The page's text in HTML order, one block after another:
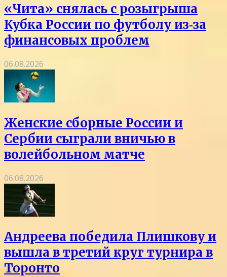
«Чита» снялась с розыгрыша
Кубка России по футболу из‑за
финансовых проблем
06.08.2026
Женские сборные России и
Сербии сыграли вничью в
волейбольном матче
06.08.2026
Андреева победила Плишкову и
вышла в третий круг турнира в
Торонто